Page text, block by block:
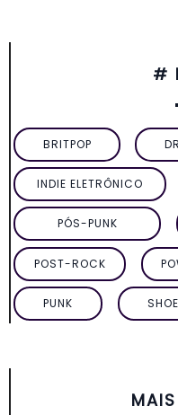
#
BRITPOP
INDIE ELETRÔNICO
PÓS-PUNK
POST-ROCK
PUNK